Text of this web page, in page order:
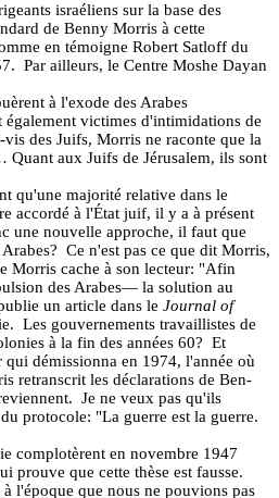
israéliens sur la base des
de Benny Morris à cette
en témoigne Robert Satloff du
Par ailleurs, le Centre Moshe Dayan
à l'exode des Arabes
victimes d'intimidations de
des Juifs, Morris ne raconte que la
aux Juifs de Jérusalem, ils sont
qu'une majorité relative dans le
accordé à l'État juif, il y a à présent
une nouvelle approche, il faut que
Ce n'est pas ce que dit Morris,
Morris cache à son lecteur: "Afin
des Arabes— la solution au
un article dans le Journal of
Les gouvernements travaillistes de
à la fin des années 60? Et
démissionna en 1974, l'année où
retranscrit les déclarations de Ben-
Je ne veux pas qu'ils
protocole: "La guerre est la guerre.
complotèrent en novembre 1947
prouve que cette thèse est fausse.
l'époque que nous ne pouvions pas